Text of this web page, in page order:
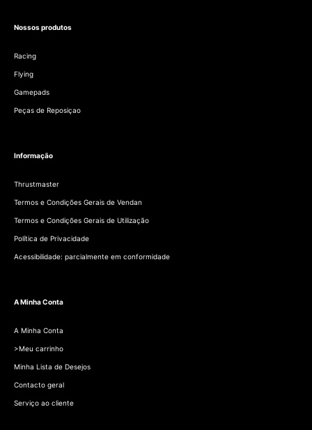
Nossos produtos
Racing
Flying
Gamepads
Peças de Reposiçao
Informação
Thrustmaster
Termos e Condições Gerais de Vendan
Termos e Condições Gerais de Utilização
Política de Privacidade
Acessibilidade: parcialmente em conformidade
A Minha Conta
A Minha Conta
>Meu carrinho
Minha Lista de Desejos
Contacto geral
Serviço ao cliente